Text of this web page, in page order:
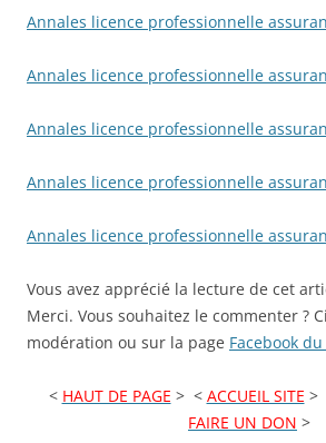
Annales licence professionnelle
Annales licence professionnelle
Annales licence professionnelle
Annales licence professionnelle
Annales licence professionnelle
Vous avez apprécié la lecture de cet
Merci. Vous souhaitez le commenter ?
modération ou sur la page Facebook
< HAUT DE PAGE > < ACCUEIL SITE >
FAIRE UN DON >